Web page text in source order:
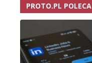
PROTO.PL POLECA